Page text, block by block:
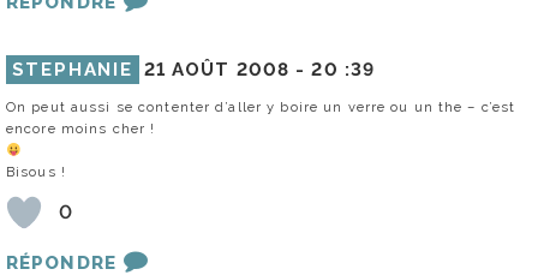
STEPHANIE 21 AOÛT 2008 -20 :39
On peut aussi se contenter d’aller y boire un verre ou un the – c’est
encore moins cher !
Bisous !
0
RÉPONDRE